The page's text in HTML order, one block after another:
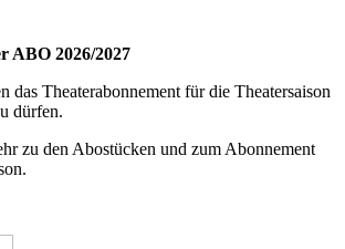
ABO 2026/2027
das Theaterabonnement für die Theatersaison
dürfen.
zu den Abostücken und zum Abonnement